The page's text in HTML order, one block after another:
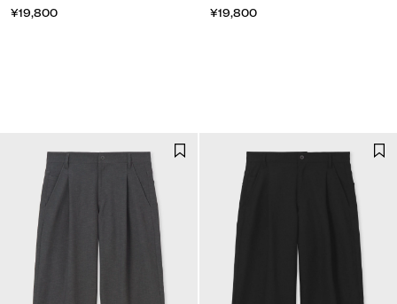
¥19,800
¥19,800